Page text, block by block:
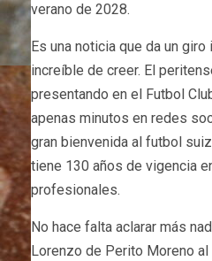
verano de 2028.
Es una noticia que da un
increíble de creer. El
presentando en el Futbol
apenas minutos en redes
gran bienvenida al futbol
tiene 130 años de vigencia
profesionales.
No hace falta aclarar más
Lorenzo de Perito Moreno